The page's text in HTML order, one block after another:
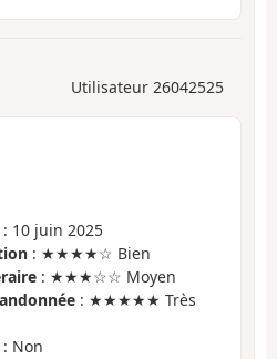
Utilisateur 26042525
: 10 juin 2025
: ★★★★☆ Bien
: ★★★☆☆ Moyen
: ★★★★★ Très
: Non